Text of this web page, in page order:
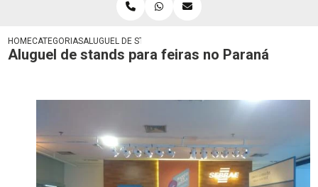
HOMECATEGORIASALUGUEL DE STANDS PARA FEIRAS NO PARANÁ
Aluguel de stands para feiras no Paraná